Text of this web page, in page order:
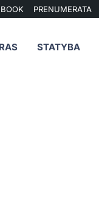
PRENUMERATA
STATYBA